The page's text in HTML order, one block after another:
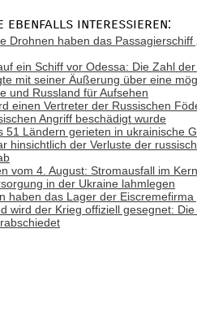
ebenfalls interessieren:
Drohnen haben das Passagierschiff
ein Schiff vor Odessa: Die Zahl
mit seiner Äußerung über eine
und Russland für Aufsehen
einen Vertreter der Russischen
Angriff beschädigt wurde
51 Ländern gerieten in ukrainische
hinsichtlich der Verluste der
vom 4. August: Stromausfall im
in der Ukraine lahmlegen
haben das Lager der Eiscremefirma
wird der Krieg offiziell gesegnet: